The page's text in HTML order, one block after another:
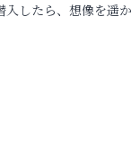
したら、想像を遥